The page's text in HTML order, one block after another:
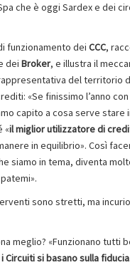
che è oggi Sardex e dei
funzionamento dei CCC,
dei Broker, e illustra il
del territorio
«Se finissimo l’anno
capito a cosa serve
«il miglior utilizzatore di
in equilibrio». Così
siamo in tema, diventa
sono stretti, ma
meglio? «Funzionano tutti
i Circuiti si basano sulla fiducia